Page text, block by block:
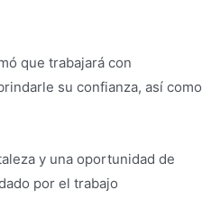
que trabajará con
su confianza, así como
y una oportunidad de
por el trabajo